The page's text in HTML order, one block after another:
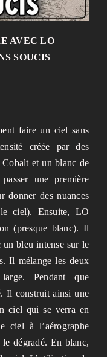
AVEC LO
SOUCIS
faire un ciel sans
créée par des
Cobalt et un blanc de
une première
donner des nuances
ciel). Ensuite, LO
(presque blanc). Il
un bleu intense sur le
Il mélange les deux
Pendant que
Il construit ainsi une
ciel qui se verra en
ciel à l’aérographe
dégradé. En blanc,